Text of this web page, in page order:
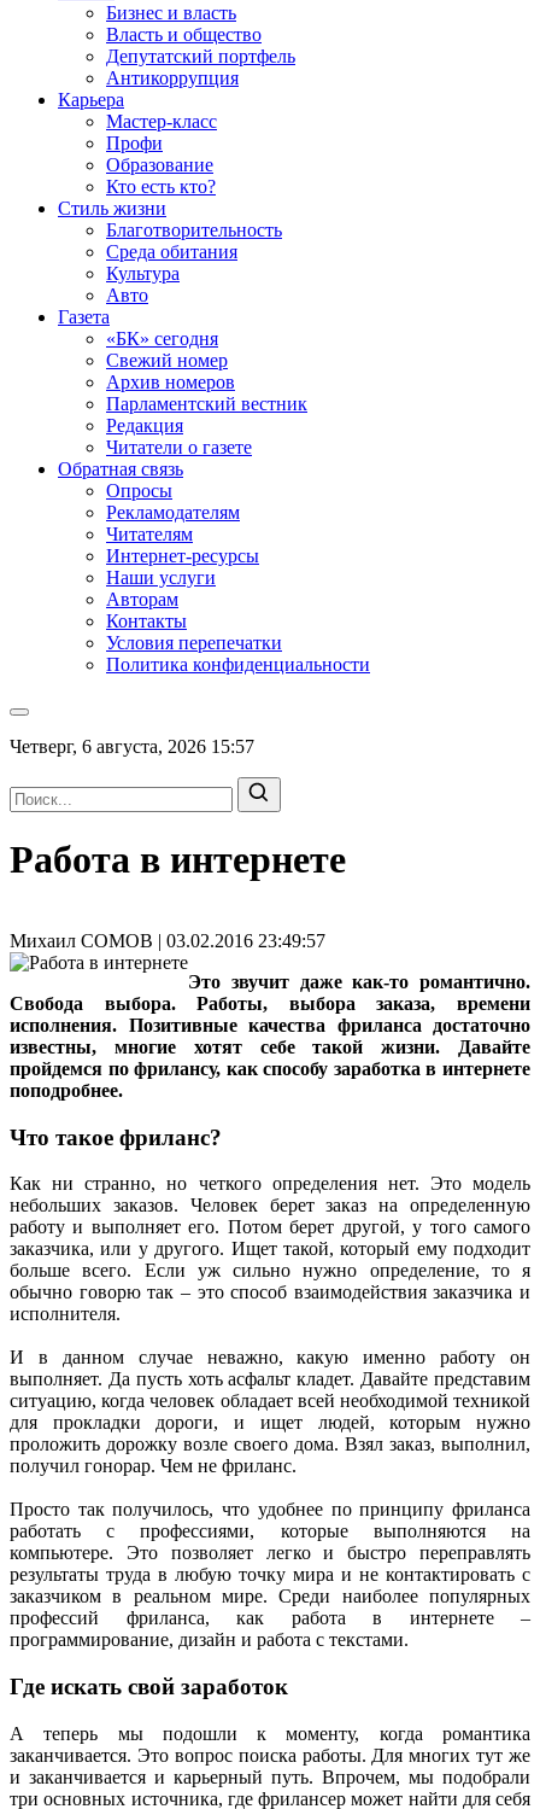
Бизнес и власть
Власть и общество
Депутатский портфель
Антикоррупция
Карьера
Мастер-класс
Профи
Образование
Кто есть кто?
Стиль жизни
Благотворительность
Среда обитания
Культура
Авто
Газета
«БК» сегодня
Свежий номер
Архив номеров
Парламентский вестник
Редакция
Читатели о газете
Обратная связь
Опросы
Рекламодателям
Читателям
Интернет-ресурсы
Наши услуги
Авторам
Контакты
Условия перепечатки
Политика конфиденциальности
Четверг, 6 августа, 2026 15:57
Работа в интернете
Михаил СОМОВ | 03.02.2016 23:49:57
Это звучит даже как-то романтично.
Свобода выбора. Работы, выбора заказа, времени
исполнения. Позитивные качества фриланса достаточно
известны, многие хотят себе такой жизни. Давайте
пройдемся по фрилансу, как способу заработка в интернете
поподробнее.
Что такое фриланс?
Как ни странно, но четкого определения нет. Это модель
небольших заказов. Человек берет заказ на определенную
работу и выполняет его. Потом берет другой, у того самого
заказчика, или у другого. Ищет такой, который ему подходит
больше всего. Если уж сильно нужно определение, то я
обычно говорю так – это способ взаимодействия заказчика и
исполнителя.
И в данном случае неважно, какую именно работу он
выполняет. Да пусть хоть асфальт кладет. Давайте представим
ситуацию, когда человек обладает всей необходимой техникой
для прокладки дороги, и ищет людей, которым нужно
проложить дорожку возле своего дома. Взял заказ, выполнил,
получил гонорар. Чем не фриланс.
Просто так получилось, что удобнее по принципу фриланса
работать с профессиями, которые выполняются на
компьютере. Это позволяет легко и быстро переправлять
результаты труда в любую точку мира и не контактировать с
заказчиком в реальном мире. Среди наиболее популярных
профессий фриланса, как работа в интернете –
программирование, дизайн и работа с текстами.
Где искать свой заработок
А теперь мы подошли к моменту, когда романтика
заканчивается. Это вопрос поиска работы. Для многих тут же
и заканчивается и карьерный путь. Впрочем, мы подобрали
три основных источника, где фрилансер может найти для себя